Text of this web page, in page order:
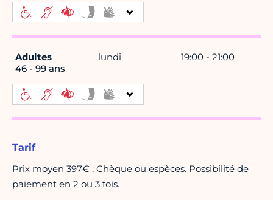
Adultes
46 - 99 ans
lundi 19:00 - 21:00
Tarif
Prix moyen 397€ ; Chèque ou espèces. Possibilité de
paiement en 2 ou 3 fois.